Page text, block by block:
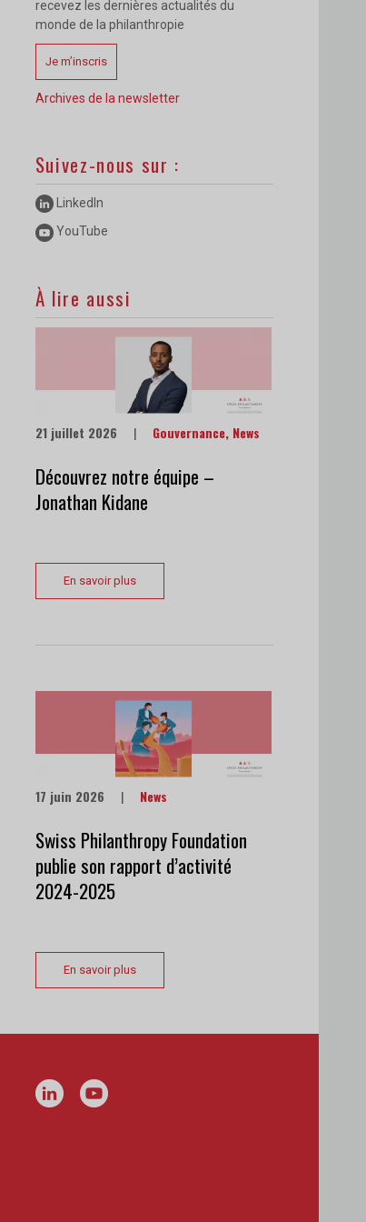
recevez les dernières actualités du
monde de la philanthropie
Je m’inscris
Archives de la newsletter
Suivez-nous sur :
LinkedIn
YouTube
À lire aussi
21 juillet 2026 | Gouvernance, News
Découvrez notre équipe –
Jonathan Kidane
En savoir plus
17 juin 2026 | News
Swiss Philanthropy Foundation
publie son rapport d’activité
2024-2025
En savoir plus